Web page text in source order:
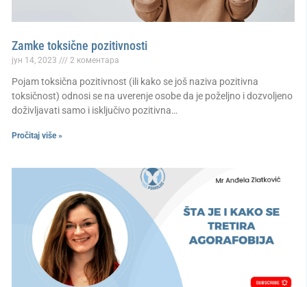
Zamke toksične pozitivnosti
јун 14, 2023 2 коментара
Pojam toksična pozitivnost (ili kako se još naziva pozitivna
toksičnost) odnosi se na uverenje osobe da je poželjno i dozvoljeno
doživljavati samo i isključivo pozitivna…
Pročitaj više »